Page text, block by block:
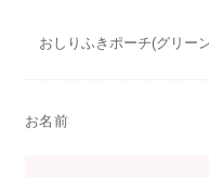
お名前